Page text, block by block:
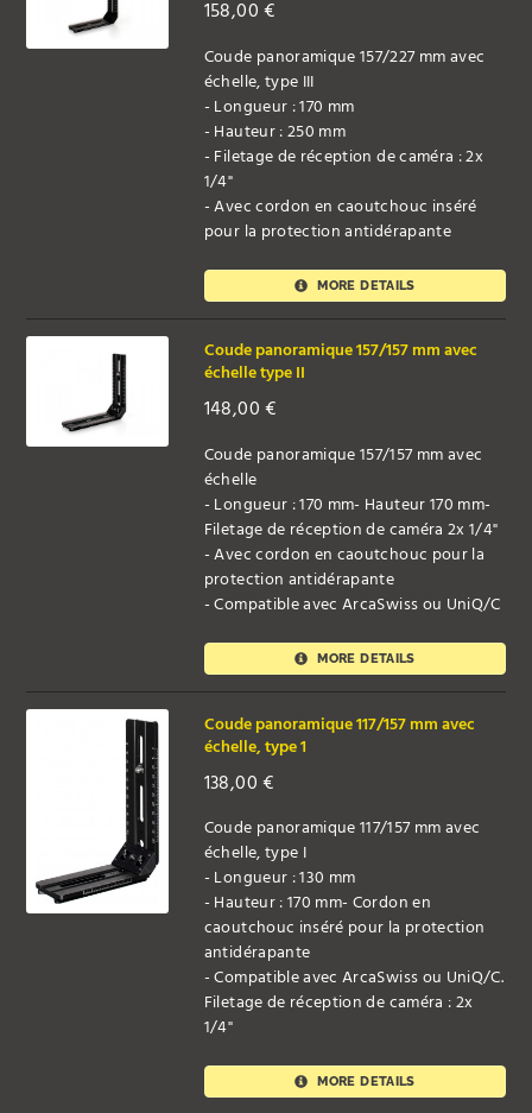
158,00€
Coude panoramique 157/227 mm avec
échelle, type III
- Longueur : 170 mm
- Hauteur : 250 mm
- Filetage de réception de caméra : 2x
1/4"
- Avec cordon en caoutchouc inséré
pour la protection antidérapante
MORE DETAILS
Coude panoramique 157/157 mm avec
échelle type II
148,00€
Coude panoramique 157/157 mm avec
échelle
- Longueur : 170 mm- Hauteur 170 mm-
Filetage de réception de caméra 2x 1/4"
- Avec cordon en caoutchouc pour la
protection antidérapante
- Compatible avec ArcaSwiss ou UniQ/C
MORE DETAILS
Coude panoramique 117/157 mm avec
échelle, type 1
138,00€
Coude panoramique 117/157 mm avec
échelle, type I
- Longueur : 130 mm
- Hauteur : 170 mm- Cordon en
caoutchouc inséré pour la protection
antidérapante
- Compatible avec ArcaSwiss ou UniQ/C.
Filetage de réception de caméra : 2x
1/4"
MORE DETAILS